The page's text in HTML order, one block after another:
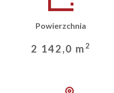
Powierzchnia
2 142,0 m 2